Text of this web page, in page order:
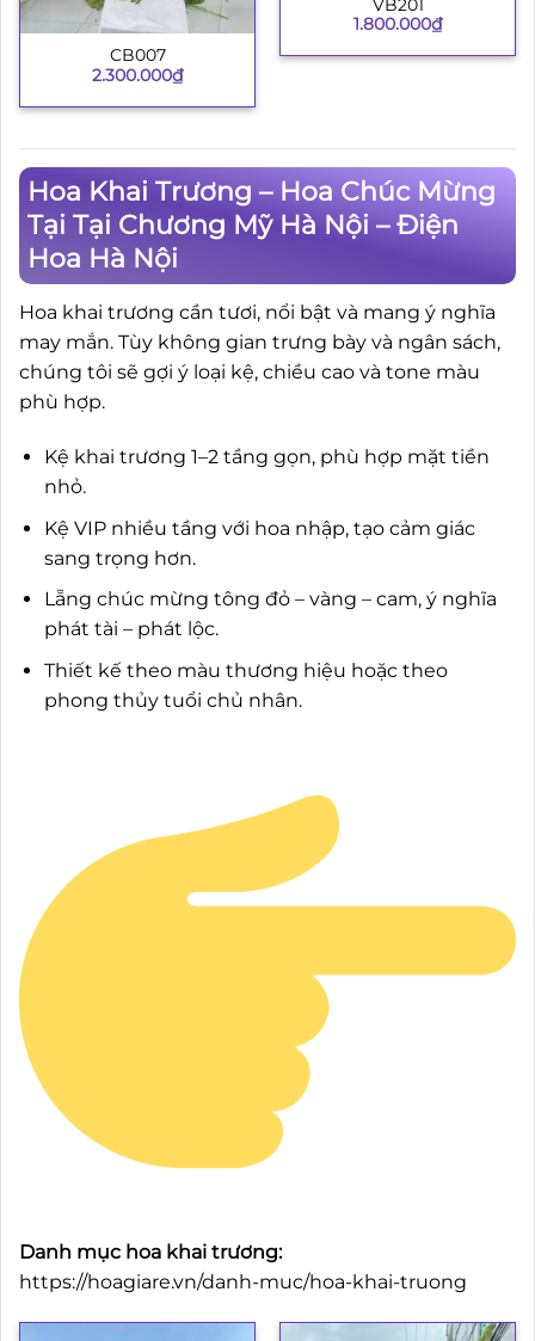
CB007
2.300.000₫
VB201
1.800.000₫
Hoa Khai Trương – Hoa Chúc Mừng
Tại Tại Chương Mỹ Hà Nội – Điện
Hoa Hà Nội
Hoa khai trương cần tươi, nổi bật và mang ý nghĩa
may mắn. Tùy không gian trưng bày và ngân sách,
chúng tôi sẽ gợi ý loại kệ, chiều cao và tone màu
phù hợp.
Kệ khai trương 1–2 tầng gọn, phù hợp mặt tiền
nhỏ.
Kệ VIP nhiều tầng với hoa nhập, tạo cảm giác
sang trọng hơn.
Lẵng chúc mừng tông đỏ – vàng – cam, ý nghĩa
phát tài – phát lộc.
Thiết kế theo màu thương hiệu hoặc theo
phong thủy tuổi chủ nhân.
Danh mục hoa khai trương:
https://hoagiare.vn/danh-muc/hoa-khai-truong